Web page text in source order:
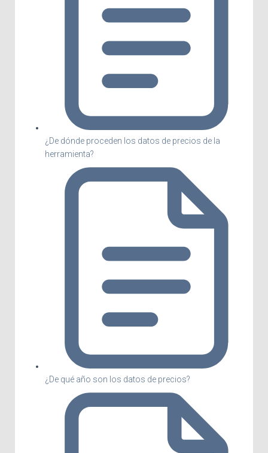
¿De dónde proceden los datos de precios de la
herramienta?
¿De qué año son los datos de precios?